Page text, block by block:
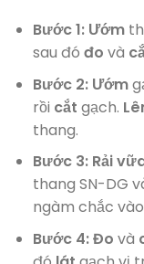
Bước 1: Ướm
sau đó đo và
Bước 2: Ướm
rồi cắt gạch.
thang.
Bước 3: Rải
thang SN-DG
ngàm chắc
Bước 4:Đo và